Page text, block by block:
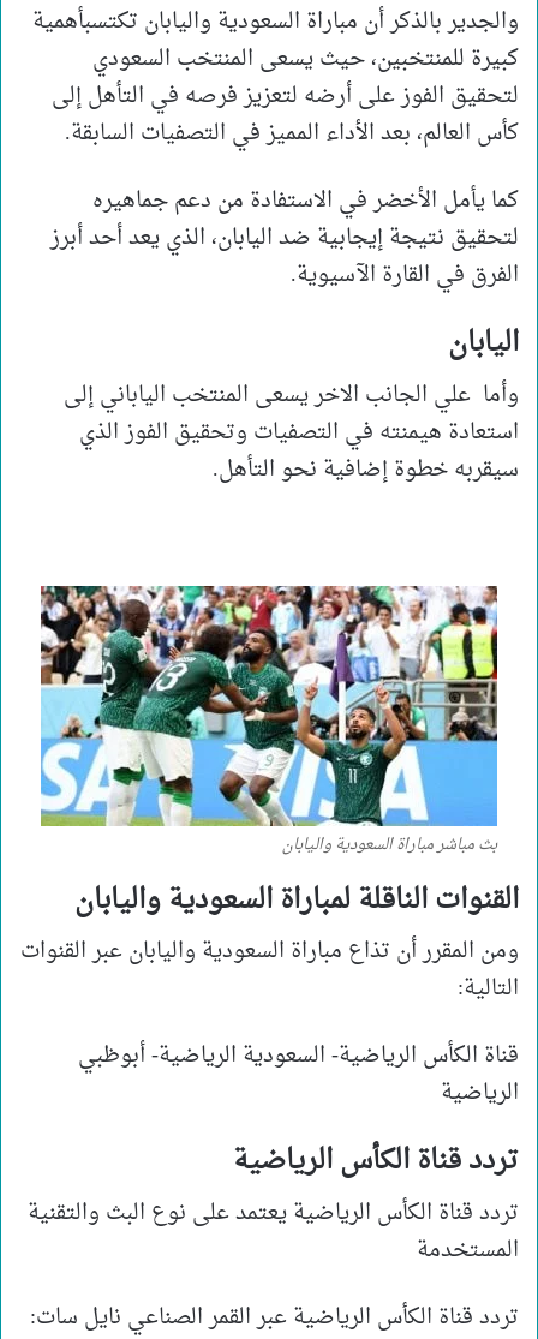
والجدير بالذكر أن مباراة السعودية واليابان تكتسبأهمية
كبيرة للمنتخبين، حيث يسعى المنتخب السعودي
لتحقيق الفوز على أرضه لتعزيز فرصه في التأهل إلى
كأس العالم، بعد الأداء المميز في التصفيات السابقة.
كما يأمل الأخضر في الاستفادة من دعم جماهيره
لتحقيق نتيجة إيجابية ضد اليابان، الذي يعد أحد أبرز
الفرق في القارة الآسيوية.
اليابان
وأما علي الجانب الاخر يسعى المنتخب الياباني إلى
استعادة هيمنته في التصفيات وتحقيق الفوز الذي
سيقربه خطوة إضافية نحو التأهل.
بث مباشر مباراة السعودية واليابان
القنوات الناقلة لمباراة السعودية واليابان
ومن المقرر أن تذاع مباراة السعودية واليابان عبر القنوات
التالية:
قناة الكأس الرياضية- السعودية الرياضية- أبوظبي
الرياضية
تردد قناة الكأس الرياضية
تردد قناة الكأس الرياضية يعتمد على نوع البث والتقنية
المستخدمة
تردد قناة الكأس الرياضية عبر القمر الصناعي نايل سات: